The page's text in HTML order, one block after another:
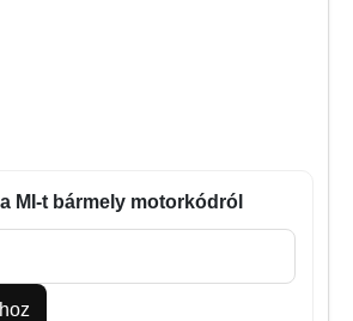
MI-t bármely motorkódról